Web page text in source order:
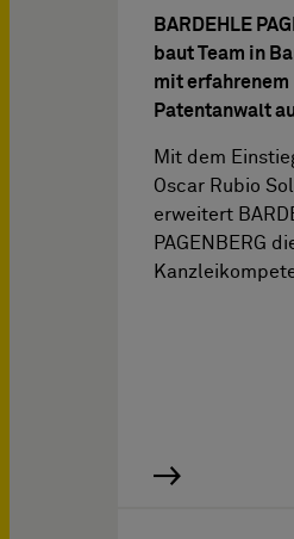
BARDEHLE
baut Team in
mit erfahrenem
Patentanwalt
Mit dem
Oscar Rubio
erweitert
PAGENBERG